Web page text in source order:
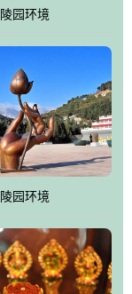
元人民币，园区采
的和谐统一，在园
充分发挥独一无二
、寺庙、酒店等综
经营项目相互依
陵园环境
陵园环境